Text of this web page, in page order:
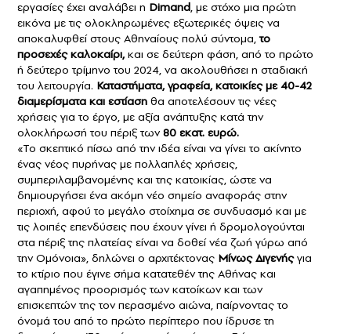
εργασίες έχει αναλάβει η Dimand, με στόχο μια πρώτη
εικόνα με τις ολοκληρωμένες εξωτερικές όψεις να
αποκαλυφθεί στους Αθηναίους πολύ σύντομα,το
προσεχές καλοκαίρι,και σε δεύτερη φάση, από το πρώτο
ή δεύτερο τρίμηνο του 2024, να ακολουθήσει η σταδιακή
του λειτουργία. Καταστήματα, γραφεία, κατοικίες με 40-42
διαμερίσματα και εστίαση θα αποτελέσουν τις νέες
χρήσεις για το έργο, με αξία ανάπτυξης κατά την
ολοκλήρωσή του πέριξ των80 εκατ. ευρώ.
«Το σκεπτικό πίσω από την ιδέα είναι να γίνει το ακίνητο
ένας νέος πυρήνας με πολλαπλές χρήσεις,
συμπεριλαμβανομένης και της κατοικίας, ώστε να
δημιουργήσει ένα ακόμη νέο σημείο αναφοράς στην
περιοχή, αφού το μεγάλο στοίχημα σε συνδυασμό και με
τις λοιπές επενδύσεις που έχουν γίνει ή δρομολογούνται
στα πέριξ της πλατείας είναι να δοθεί νέα ζωή γύρω από
την Ομόνοια», δηλώνει ο αρχιτέκτονας Μίνως Διγενήςγια
το κτίριο που έγινε σήμα κατατεθέν της Αθήνας και
αγαπημένος προορισμός των κατοίκων και των
επισκεπτών της τον περασμένο αιώνα, παίρνοντας το
όνομά του από το πρώτο περίπτερο που ίδρυσε τη